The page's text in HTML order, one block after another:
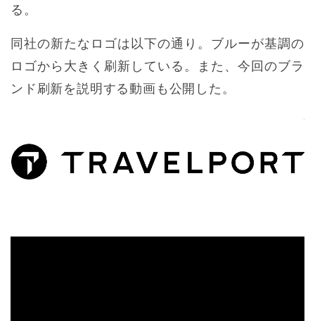
る。
同社の新たなロゴは以下の通り。ブルーが基調の
ロゴから大きく刷新している。また、今回のブラ
ンド刷新を説明する動画も公開した。